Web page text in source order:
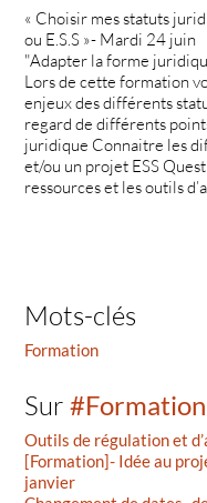
« Choisir mes statuts
ou E.S.S »- Mardi 24 juin
"Adapter la forme
Lors de cette formation
enjeux des différents
regard de différents
juridique Connaitre les
et/ou un projet ESS
ressources et les outils
Mots-clés
Formation
Sur#Formation
Outils de régulation et
[Formation]- Idée au
janvier